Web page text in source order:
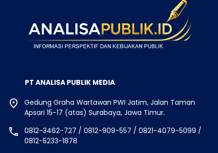
PT ANALISA PUBLIK MEDIA
Gedung Graha Wartawan PWI Jatim, Jalan Taman
Apsari 15-17 (atas) Surabaya, Jawa Timur.
0812-3462-727 / 0812-909-557 / 0821-4079-5099 /
0812-5233-1878